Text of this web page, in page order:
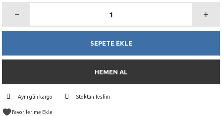
SEPETE EKLE
HEMEN AL
Aynı gün kargo Stoktan Teslim